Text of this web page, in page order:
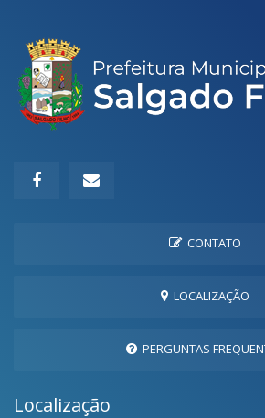
CONTATO
LOCALIZAÇÃO
PERGUNTAS
Localização